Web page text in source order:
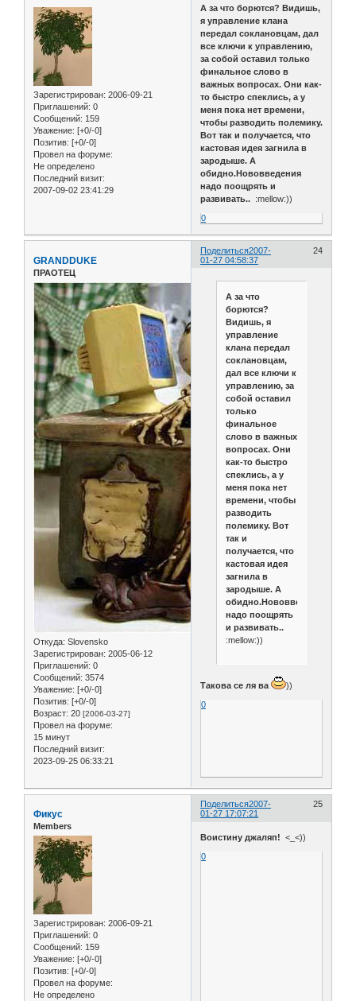
Зарегистрирован: 2006-09-21
Приглашений: 0
Сообщений: 159
Уважение: [+0/-0]
Позитив: [+0/-0]
Провел на форуме:
Не определено
Последний визит:
2007-09-02 23:41:29
А за что борются? Видишь,
я управление клана
передал соклановцам, дал
все ключи к управлению,
за собой оставил только
финальное слово в
важных вопросах. Они как-
то быстро спеклись, а у
меня пока нет времени,
чтобы разводить полемику.
Вот так и получается, что
кастовая идея загнила в
зародыше. А
обидно.Нововведения
надо поощрять и
развивать.. :mellow:))
0
Поделиться 24
2007-
01-27 04:58:37
GRANDDUKE
ПРАОТЕЦ
Откуда: Slovensko
Зарегистрирован: 2005-06-12
Приглашений: 0
Сообщений: 3574
Уважение: [+0/-0]
Позитив: [+0/-0]
Возраст: 20 [2006-03-27]
Провел на форуме:
15 минут
Последний визит:
2023-09-25 06:33:21
А за что
борются?
Видишь, я
управление
клана передал
соклановцам,
дал все ключи к
управлению, за
собой оставил
только
финальное
слово в важных
вопросах. Они
как-то быстро
спеклись, а у
меня пока нет
времени, чтобы
разводить
полемику. Вот
так и
получается, что
кастовая идея
загнила в
зародыше. А
обидно.Нововведения
надо поощрять
и развивать..
:mellow:))
Такова се ля ва
))
0
Поделиться 25
2007-
01-27 17:07:21
Фикус
Members
Зарегистрирован: 2006-09-21
Приглашений: 0
Сообщений: 159
Уважение: [+0/-0]
Позитив: [+0/-0]
Провел на форуме:
Не определено
Воистину джаляп! <_<))
0